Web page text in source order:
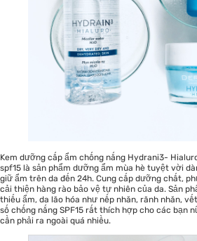
Kem dưỡng cấp ẩm chống nắng Hydrani3-
spf15 là sản phẩm dưỡng ẩm mùa hè tuyệt vời
giữ ẩm trên da đến 24h. Cung cấp dưỡng chất,
cải thiện hàng rào bảo vệ tự nhiên của da. Sản
thiếu ẩm, da lão hóa như nếp nhăn, rãnh nhăn,
số chống nắng SPF15 rất thích hợp cho các bạn
cần phải ra ngoài quá nhiều.